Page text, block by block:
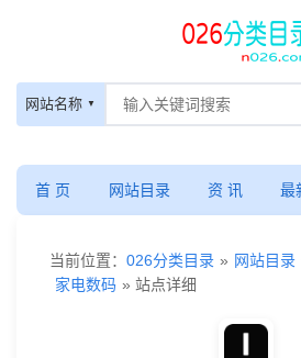
网站名称
首 页 网站目录 资 讯 最
当前位置： 026分类目录 » 网站目录
家电数码 » 站点详细